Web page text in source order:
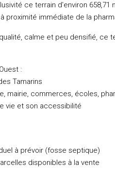
ce terrain d'environ 658,71
proximité immédiate de la
calme et peu densifié,
:
Tamarins
mairie, commerces, écoles,
vie et son accessibilité
à prévoir (fosse septique)
disponibles à la vente